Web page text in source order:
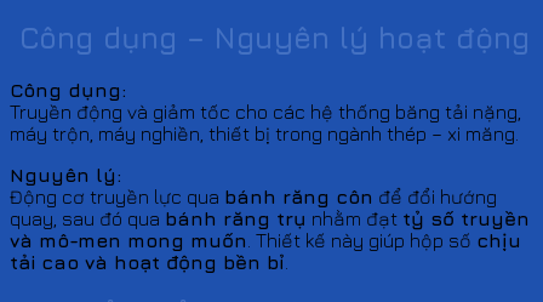
Công dụng – Nguyên lý hoạt động
Công dụng:
Truyền động và giảm tốc cho các hệ thống băng tải nặng,
máy trộn, máy nghiền, thiết bị trong ngành thép – xi măng.
Nguyên lý:
Động cơ truyền lực qua bánh răng côn để đổi hướng
quay, sau đó qua bánh răng trụ nhằm đạt tỷ số truyền
và mô-men mong muốn . Thiết kế này giúp hộp số chịu
tải cao và hoạt động bền bỉ